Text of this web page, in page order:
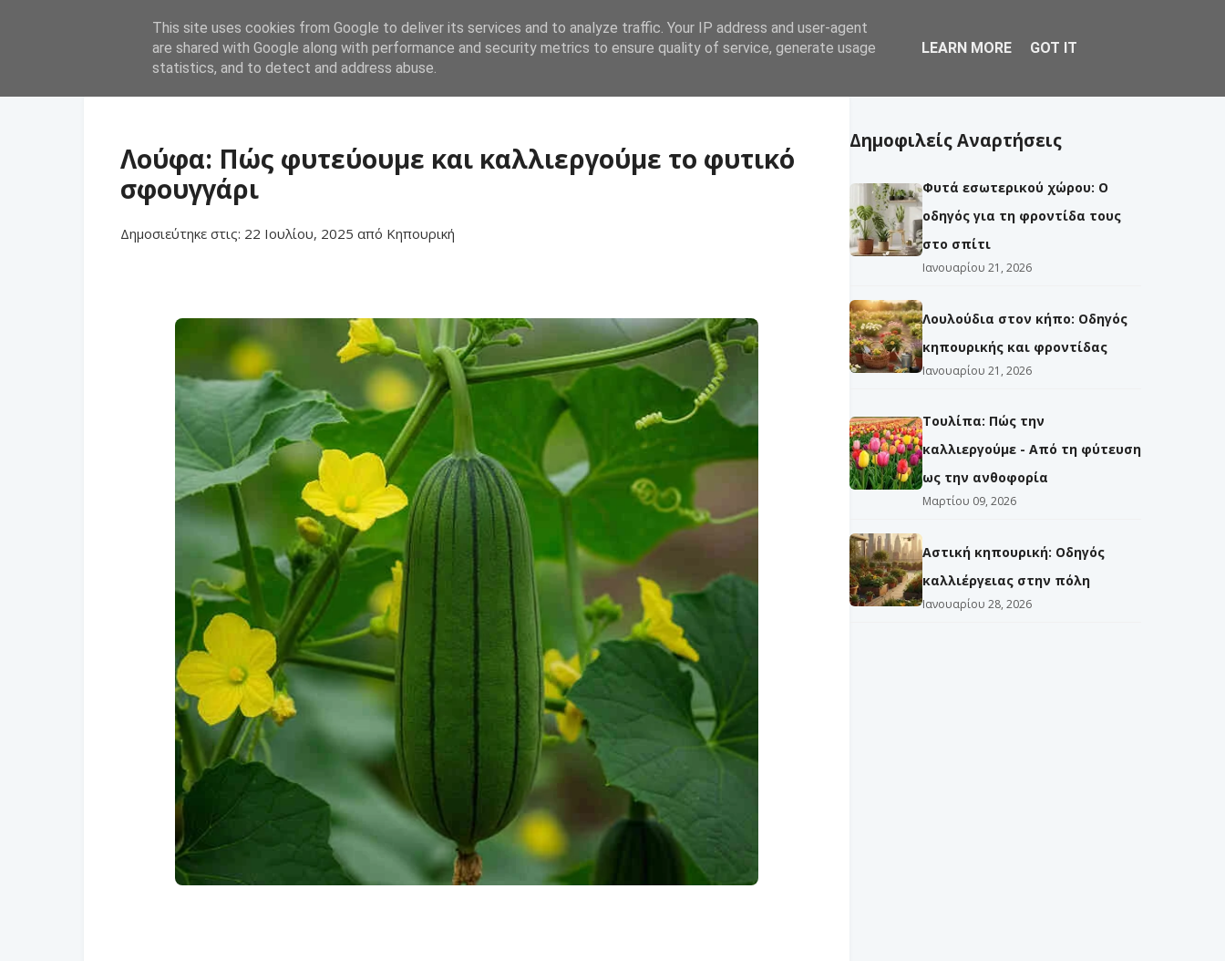
Αρχική Λαχανικά Καλλωπιστικά Βότανα
Λούφα: Πώς φυτεύουμε και καλλιεργούμε το φυτικό
σφουγγάρι
Δημοσιεύτηκε στις: 22 Ιουλίου, 2025 από Κηπουρική
Δημοφιλείς Αναρτήσεις
Φυτά εσωτερικού χώρου: Ο
οδηγός για τη φροντίδα τους
στο σπίτι
Ιανουαρίου 21, 2026
Λουλούδια στον κήπο: Οδηγός
κηπουρικής και φροντίδας
Ιανουαρίου 21, 2026
Τουλίπα: Πώς την
καλλιεργούμε - Από τη φύτευση
ως την ανθοφορία
Μαρτίου 09, 2026
Αστική κηπουρική: Οδηγός
καλλιέργειας στην πόλη
Ιανουαρίου 28, 2026
This site uses cookies from Google to deliver its services and to analyze traffic. Your IP address and user-agent
are shared with Google along with performance and security metrics to ensure quality of service, generate usage
statistics, and to detect and address abuse.
LEARN MORE GOT IT